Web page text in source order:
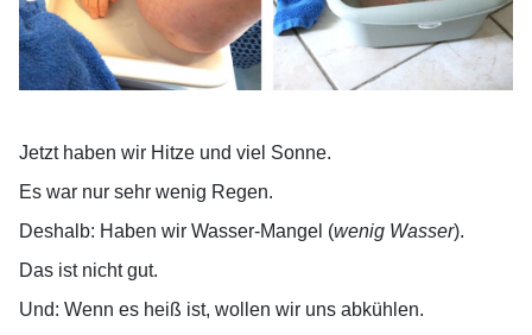
Jetzt haben wir Hitze und viel Sonne.
Es war nur sehr wenig Regen.
Deshalb: Haben wir Wasser-Mangel (wenig Wasser).
Das ist nicht gut.
Und: Wenn es heiß ist, wollen wir uns abkühlen.